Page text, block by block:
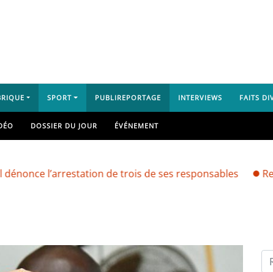
SPORT PUBLIREPORTAGE INTERVIEWS FAITS
DOSSIER DU JOUR ÉVÉNEMENT
l’arrestation de trois de ses responsables